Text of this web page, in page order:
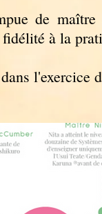
de
à la
l'exercice